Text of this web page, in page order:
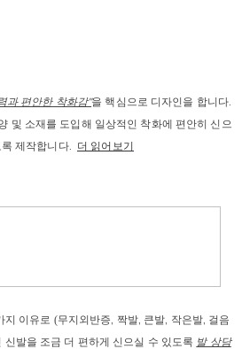
과 편안한 착화감"을 핵심으로 디자인을 합니다.
및 소재를 도입해 일상적인 착화에 편안히 신으
제작합니다. 더 읽어보기
지 이유로 (무지외반증, 짝발, 큰발, 작은발, 걸음
신발을 조금 더 편하게 신으실 수 있도록 발 상담